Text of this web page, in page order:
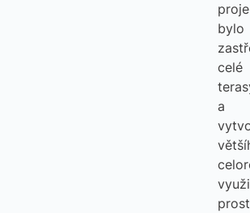
bylo
celé
a